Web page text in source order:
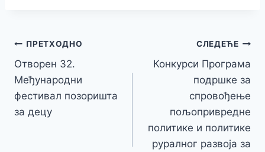
Кретање
чланка
ПРЕТХОДНО
Отворен 32.
Међународни
фестивал позоришта
за децу
СЛЕДЕЋЕ
Конкурси Програма
подршке за
спровођење
пољопривредне
политике и политике
руралног развоја за